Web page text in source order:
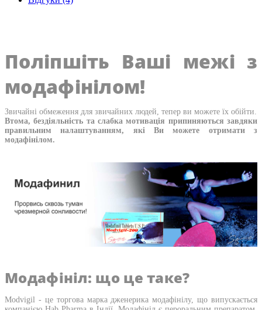
Поліпшіть Ваші межі з
модафінілом!
Звичайні обмеження для звичайних людей, тепер ви можете їх обійти.
Втома, бездіяльність та слабка мотивація припиняються завдяки
правильним налаштуванням, які Ви можете отримати з
модафінілом.
Модафініл: що це таке?
Modvigil - це торгова марка дженерика модафінілу, що випускається